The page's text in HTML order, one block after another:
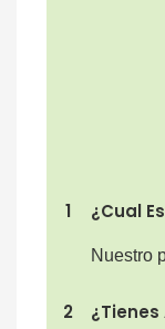
1 ¿Cual
Nuestro
2 ¿Tienes